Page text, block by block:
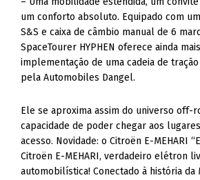
um conforto absoluto. Equipado com
S&S e caixa de câmbio manual de 6
SpaceTourer HYPHEN oferece ainda
implementação de uma cadeia de
pela Automobiles Dangel.
Ele se aproxima assim do universo off-
capacidade de poder chegar aos
acesso. Novidade: o Citroën E-MEHARI
Citroën E-MEHARI, verdadeiro elétron
automobilística! Conectado à história da